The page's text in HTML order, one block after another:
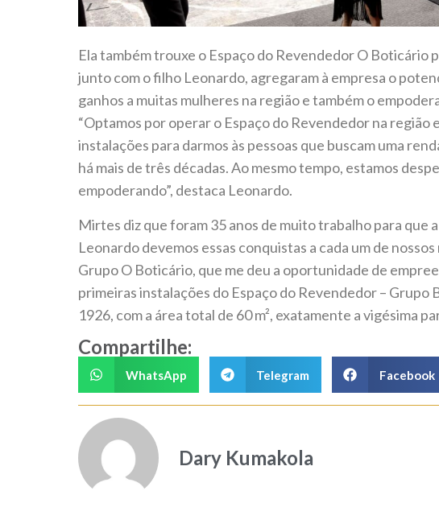
Ela também trouxe o Espaço do Revendedor O Boticário
junto com o filho Leonardo, agregaram à empresa o
ganhos a muitas mulheres na região e também o
“Optamos por operar o Espaço do Revendedor na
instalações para darmos às pessoas que buscam uma
há mais de três décadas. Ao mesmo tempo, estamos
empoderando”, destaca Leonardo.
Mirtes diz que foram 35 anos de muito trabalho para que
Leonardo devemos essas conquistas a cada um de
Grupo O Boticário, que me deu a oportunidade de
primeiras instalações do Espaço do Revendedor –
1926, com a área total de 60 m², exatamente a vigésima
Compartilhe:
WhatsApp Telegram Facebook
Dary Kumakola